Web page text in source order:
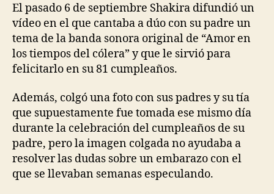
El pasado 6 de septiembre Shakira difundió un
vídeo en el que cantaba a dúo con su padre un
tema de la banda sonora original de “Amor en
los tiempos del cólera” y que le sirvió para
felicitarlo en su 81 cumpleaños.
Además, colgó una foto con sus padres y su tía
que supuestamente fue tomada ese mismo día
durante la celebración del cumpleaños de su
padre, pero la imagen colgada no ayudaba a
resolver las dudas sobre un embarazo con el
que se llevaban semanas especulando.